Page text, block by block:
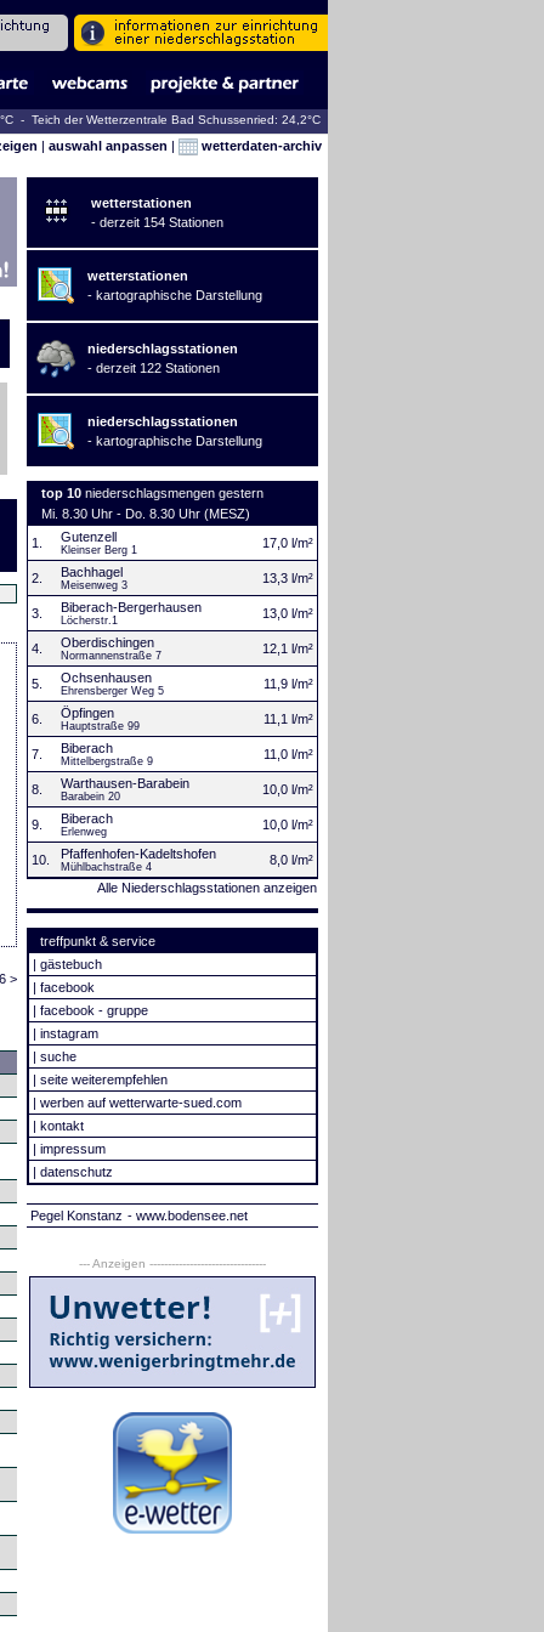
- Teich der Wetterzentrale Bad Schussenried: 24,2°C
| auswahl anpassen | wetterdaten-archiv
>
wetterstationen
- derzeit 154 Stationen
wetterstationen
- kartographische Darstellung
niederschlagsstationen
- derzeit 122 Stationen
niederschlagsstationen
- kartographische Darstellung
top 10 niederschlagsmengen gestern
Mi. 8.30 Uhr - Do. 8.30 Uhr (MESZ)
1.
Gutenzell
Kleinser Berg 1 17,0 l/m²
2. Bachhagel
Meisenweg 3 13,3 l/m²
3. Biberach-Bergerhausen
Löcherstr.1 13,0 l/m²
4. Oberdischingen
Normannenstraße 7 12,1 l/m²
5. Ochsenhausen
Ehrensberger Weg 5 11,9 l/m²
6. Öpfingen
Hauptstraße 99 11,1 l/m²
7. Biberach
Mittelbergstraße 9 11,0 l/m²
8. Warthausen-Barabein
Barabein 20 10,0 l/m²
9. Biberach
Erlenweg 10,0 l/m²
10. Pfaffenhofen-Kadeltshofen
Mühlbachstraße 4
8,0 l/m²
Alle Niederschlagsstationen anzeigen
treffpunkt & service
| gästebuch
| facebook
| facebook - gruppe
| instagram
| suche
| seite weiterempfehlen
| werben auf wetterwarte-sued.com
| kontakt
| impressum
| datenschutz
Pegel Konstanz - www.bodensee.net
--- Anzeigen --------------------------------